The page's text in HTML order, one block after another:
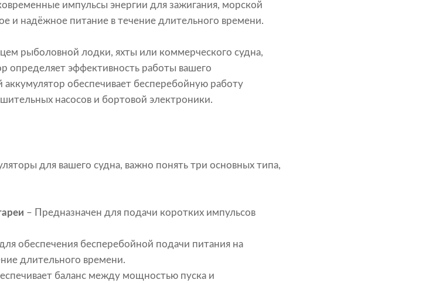
импульсы энергии для зажигания, морской
и надёжное питание в течение длительного времени.
рыболовной лодки, яхты или коммерческого судна,
определяет эффективность работы вашего
обеспечивает бесперебойную работу
насосов и бортовой электроники.
для вашего судна, важно понять три основных типа,
– Предназначен для подачи коротких импульсов
обеспечения бесперебойной подачи питания на
длительного времени.
баланс между мощностью пуска и